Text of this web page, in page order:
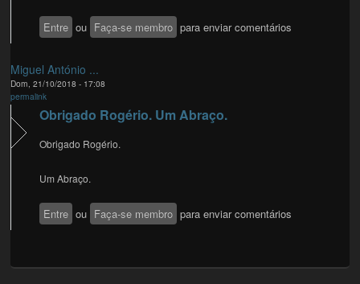
Entre ou Faça-se membro para enviar comentários
Miguel António ...
Dom, 21/10/2018 - 17:08
permalink
Obrigado Rogério. Um Abraço.
Obrigado Rogério.
Um Abraço.
Entre ou Faça-se membro para enviar comentários